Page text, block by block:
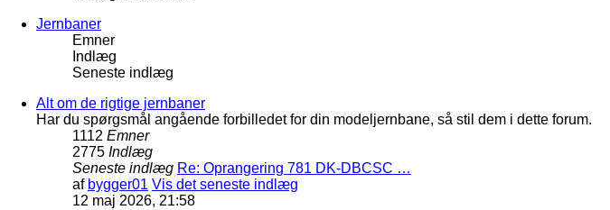
Jernbaner
Emner
Indlæg
Seneste indlæg
Alt om de rigtige jernbaner
Har du spørgsmål angående forbilledet for din modeljernbane, så stil dem i dette forum.
1112 Emner
2775 Indlæg
Seneste indlæg Re: Oprangering 781 DK-DBCSC …
af bygger01 Vis det seneste indlæg
12 maj 2026, 21:58